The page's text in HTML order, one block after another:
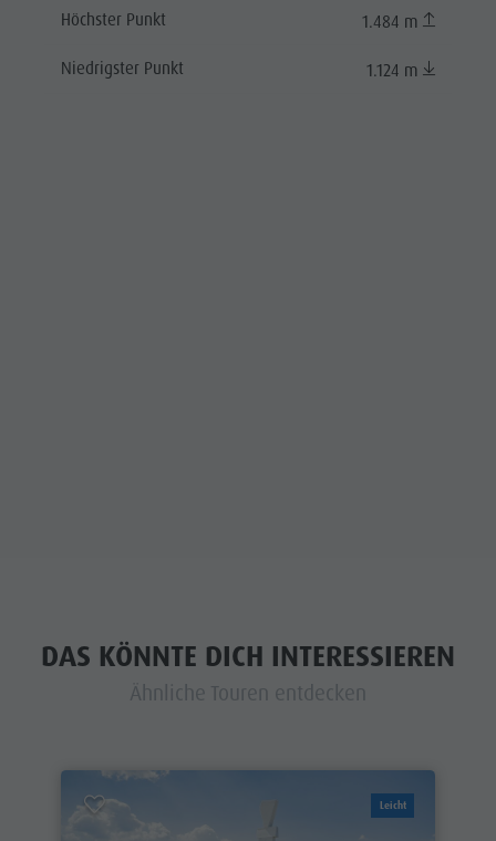
Höchster Punkt 1.484 m
Niedrigster Punkt 1.124 m
DAS KÖNNTE DICH INTERESSIEREN
Ähnliche Touren entdecken
Leicht